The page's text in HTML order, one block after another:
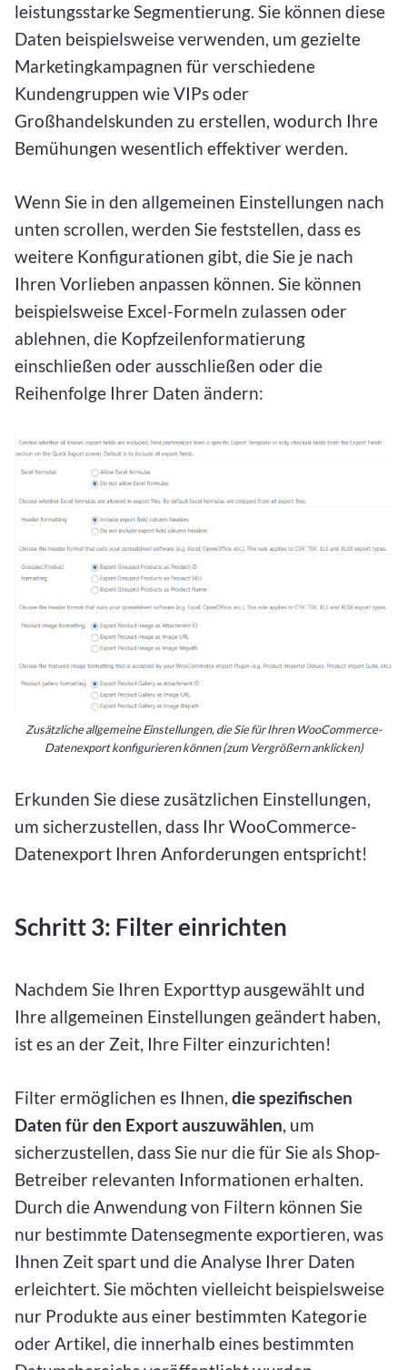
leistungsstarke Segmentierung. Sie können diese
Daten beispielsweise verwenden, um gezielte
Marketingkampagnen für verschiedene
Kundengruppen wie VIPs oder
Großhandelskunden zu erstellen, wodurch Ihre
Bemühungen wesentlich effektiver werden.
Wenn Sie in den allgemeinen Einstellungen nach
unten scrollen, werden Sie feststellen, dass es
weitere Konfigurationen gibt, die Sie je nach
Ihren Vorlieben anpassen können. Sie können
beispielsweise Excel-Formeln zulassen oder
ablehnen, die Kopfzeilenformatierung
einschließen oder ausschließen oder die
Reihenfolge Ihrer Daten ändern:
Zusätzliche allgemeine Einstellungen, die Sie für Ihren WooCommerce-
Datenexport konfigurieren können (zum Vergrößern anklicken)
Erkunden Sie diese zusätzlichen Einstellungen,
um sicherzustellen, dass Ihr WooCommerce-
Datenexport Ihren Anforderungen entspricht!
Schritt 3: Filter einrichten
Nachdem Sie Ihren Exporttyp ausgewählt und
Ihre allgemeinen Einstellungen geändert haben,
ist es an der Zeit, Ihre Filter einzurichten!
Filter ermöglichen es Ihnen, die spezifischen
Daten für den Export auszuwählen, um
sicherzustellen, dass Sie nur die für Sie als Shop-
Betreiber relevanten Informationen erhalten.
Durch die Anwendung von Filtern können Sie
nur bestimmte Datensegmente exportieren, was
Ihnen Zeit spart und die Analyse Ihrer Daten
erleichtert. Sie möchten vielleicht beispielsweise
nur Produkte aus einer bestimmten Kategorie
oder Artikel, die innerhalb eines bestimmten